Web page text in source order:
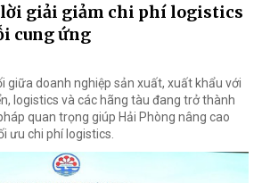
giải giảm chi phí logistics
cung ứng
giữa doanh nghiệp sản xuất, xuất khẩu với
logistics và các hãng tàu đang trở thành
quan trọng giúp Hải Phòng nâng cao
ưu chi phí logistics.